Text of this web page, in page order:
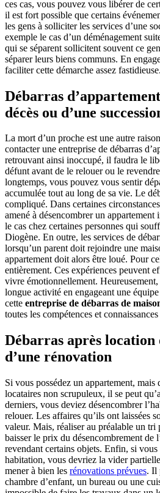
ces cas, vous pouvez vous libérer de
il est fort possible que certains
les gens à solliciter les services d’une
exemple le cas d’un déménagement
qui se séparent sollicitent souvent ce
séparer leurs biens communs. En
faciliter cette démarche assez fastidieuse.
Débarras
décès ou d’une
La mort d’un proche est une autre
contacter une entreprise de débarras
retrouvant ainsi inoccupé, il faudra le
défunt avant de le relouer ou le
longtemps, vous pouvez vous sentir
accumulée tout au long de sa vie. Le
compliqué. Dans certaines
amené à désencombrer un appartement
le cas chez certaines personnes qui
Diogène. En outre, les services de
lorsqu’un parent doit rejoindre une
appartement doit alors être loué. Pour
entièrement. Ces expériences peuvent
vivre émotionnellement.
longue activité en engageant une
cette entreprise de débarras de
toutes les compétences et
Débarras après location
d’une rénovation
Si vous possédez un appartement, mais
locataires non scrupuleux, il se peut
derniers, vous deviez désencombrer
relouer. Les affaires qu’ils ont laissées
valeur. Mais, réaliser au préalable un tri
baisser le prix du désencombrement de
revendant certains objets. Enfin, si
habitation, vous devriez la vider
mener à bien les rénovations prévues. Il
chambre d’enfant, un bureau ou une